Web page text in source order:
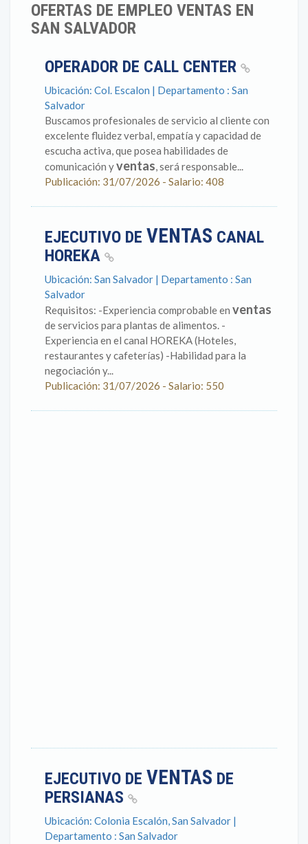
OFERTAS DE EMPLEO VENTAS EN
SAN SALVADOR
OPERADOR DE CALL CENTER
Ubicación: Col. Escalon | Departamento : San
Salvador
Buscamos profesionales de servicio al cliente con
excelente fluidez verbal, empatía y capacidad de
escucha activa, que posea habilidades de
comunicación yventas, será responsable...
Publicación: 31/07/2026 - Salario: 408
EJECUTIVO DE VENTAS CANAL
HOREKA
Ubicación: San Salvador | Departamento : San
Salvador
Requisitos: -Experiencia comprobable en ventas
de servicios para plantas de alimentos. -
Experiencia en el canal HOREKA (Hoteles,
restaurantes y cafeterías) -Habilidad para la
negociación y...
Publicación: 31/07/2026 - Salario: 550
EJECUTIVO DE VENTAS DE
PERSIANAS
Ubicación: Colonia Escalón, San Salvador |
Departamento : San Salvador